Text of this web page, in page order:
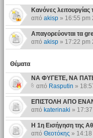
Κανόνες
από akisp» 16:55 pm
Απαγορεύονται τα
από akisp» 17:22 pm
Θέματα
ΝΑ ΦΥΓΕΤΕ, ΝΑ
από Rasputin »
ΕΠΙΣΤΟΛΗ ΑΠΟ
από katerinaki »
Η 1η Εισήγηση της
από Θεοτόκης »